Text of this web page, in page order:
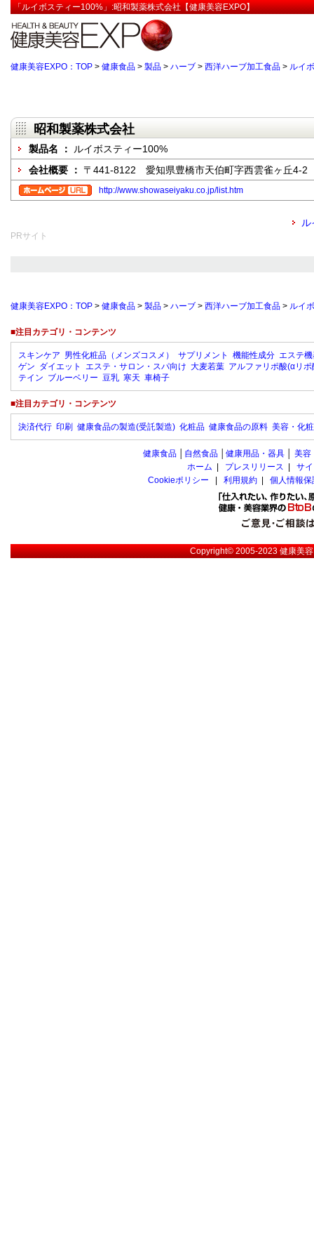
「ルイボスティー100%」:昭和製薬株式会社【健康美容EXPO】
健康美容EXPO：TOP > 健康食品 > 製品 > ハーブ > 西洋ハーブ加工食品 > ルイ
昭和製薬株式会社
製品名 ：
ルイボスティー100%
会社概要 ： 〒441-8122 愛知県豊橋市天伯町字西雲雀ヶ丘4-2
http://www.showaseiyaku.co.jp/list.htm
PRサイト
健康美容EXPO：TOP > 健康食品 > 製品 > ハーブ > 西洋ハーブ加工食品 > ルイ
■注目カテゴリ・コンテンツ
スキンケア 男性化粧品（メンズコスメ） サプリメント 機能性成分 エステ
ゲン ダイエット エステ・サロン・スパ向け 大麦若葉 アルファリポ酸(αリポ
テイン ブルーベリー 豆乳 寒天 車椅子
■注目カテゴリ・コンテンツ
決済代行 印刷 健康食品の製造(受託製造) 化粧品 健康食品の原料 美容・化
健康食品 自然食品 健康用品・器具 美容
ホーム
プレスリリース
サ
Cookieポリシー
利用規約 個人情報
Copyright© 2005-2023健康美